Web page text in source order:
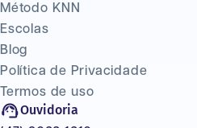
Método KNN
Escolas
Blog
Política de Privacidade
Termos de uso
Ouvidoria